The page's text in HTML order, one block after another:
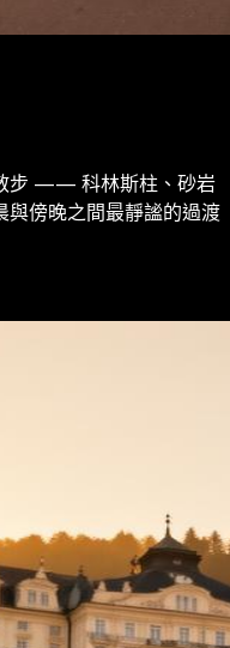
步 —— 科林斯柱、砂岩
與傍晚之間最靜謐的過渡